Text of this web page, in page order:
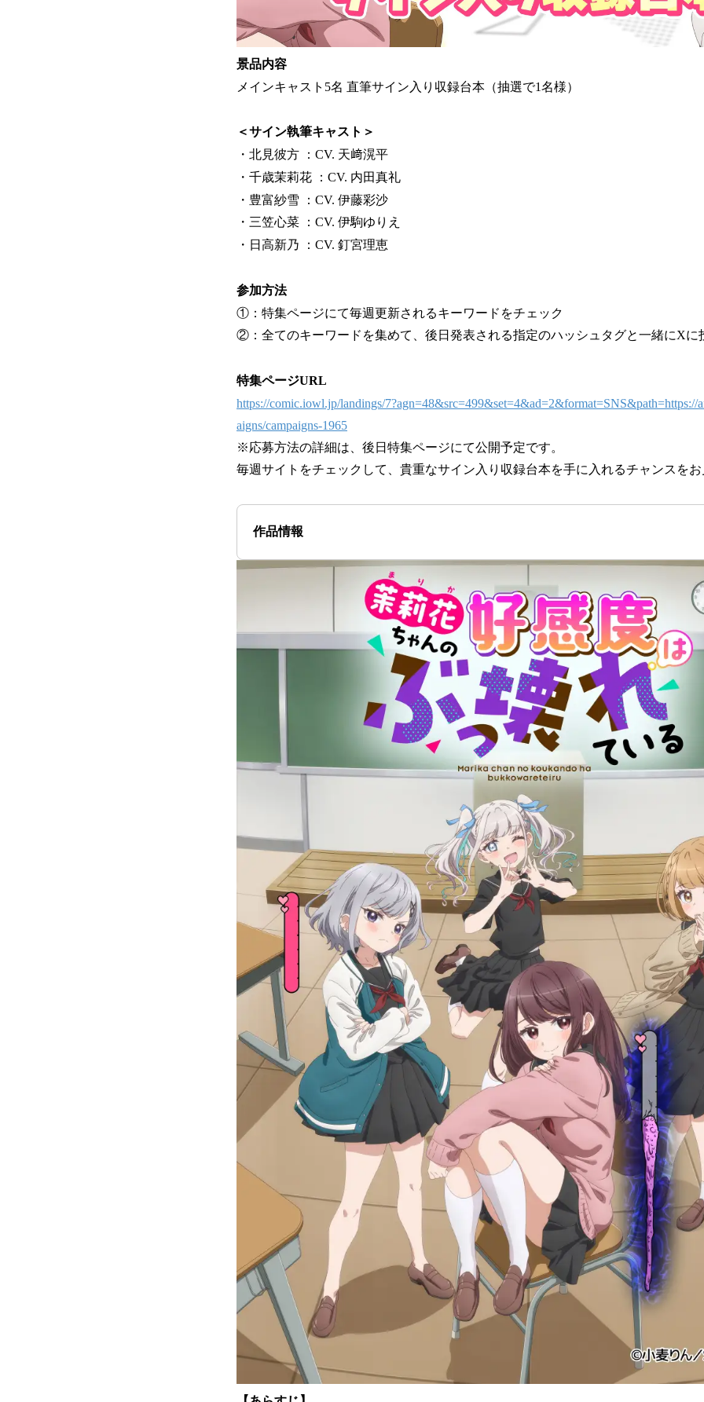
景品内容
メインキャスト5名 直筆サイン入り収録台本（抽選で1名様）
＜サイン執筆キャスト＞
・北見彼方 ：CV. 天﨑滉平
・千歳茉莉花 ：CV. 内田真礼
・豊富紗雪 ：CV. 伊藤彩沙
・三笠心菜 ：CV. 伊駒ゆりえ
・日高新乃 ：CV. 釘宮理恵
参加方法
①：特集ページにて毎週更新されるキーワードをチェック
②：全てのキーワードを集めて、後日発表される指定のハッシュタグと一緒にXに
特集ページURL
https://comic.iowl.jp/landings/7?agn=48&src=499&set=4&ad=2&format=SNS&path=https://
aigns/campaigns-1965
※応募方法の詳細は、後日特集ページにて公開予定です。
毎週サイトをチェックして、貴重なサイン入り収録台本を手に入れるチャンスを
作品情報